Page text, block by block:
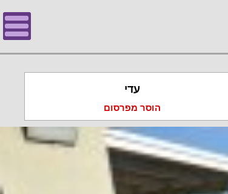
עדי
הוסר מפרסום